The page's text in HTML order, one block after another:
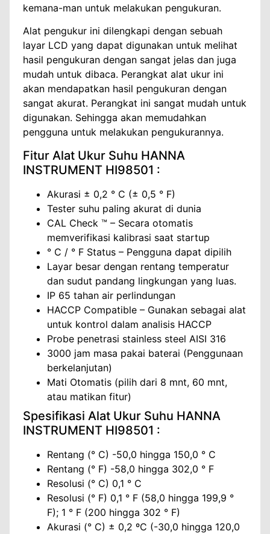
kemana-man untuk melakukan pengukuran.
Alat pengukur ini dilengkapi dengan sebuah
layar LCD yang dapat digunakan untuk melihat
hasil pengukuran dengan sangat jelas dan juga
mudah untuk dibaca. Perangkat alat ukur ini
akan mendapatkan hasil pengukuran dengan
sangat akurat. Perangkat ini sangat mudah untuk
digunakan. Sehingga akan memudahkan
pengguna untuk melakukan pengukurannya.
Fitur Alat Ukur Suhu HANNA
INSTRUMENT HI98501 :
Akurasi ± 0,2 ° C (± 0,5 ° F)
Tester suhu paling akurat di dunia
CAL Check ™ – Secara otomatis
memverifikasi kalibrasi saat startup
° C / ° F Status – Pengguna dapat dipilih
Layar besar dengan rentang temperatur
dan sudut pandang lingkungan yang luas.
IP 65 tahan air perlindungan
HACCP Compatible – Gunakan sebagai alat
untuk kontrol dalam analisis HACCP
Probe penetrasi stainless steel AISI 316
3000 jam masa pakai baterai (Penggunaan
berkelanjutan)
Mati Otomatis (pilih dari 8 mnt, 60 mnt,
atau matikan fitur)
Spesifikasi Alat Ukur Suhu HANNA
INSTRUMENT HI98501 :
Rentang (° C) -50,0 hingga 150,0 ° C
Rentang (° F) -58,0 hingga 302,0 ° F
Resolusi (° C) 0,1 ° C
Resolusi (° F) 0,1 ° F (58,0 hingga 199,9 °
F); 1 ° F (200 hingga 302 ° F)
Akurasi (° C) ± 0,2 ºC (-30,0 hingga 120,0